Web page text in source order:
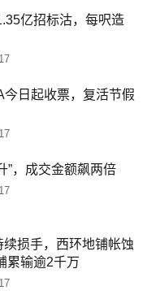
亿招标沽，每呎造
日起收票，复活节假
”，成交金额飙两倍
损手，西环地铺帐蚀
累输逾2千万